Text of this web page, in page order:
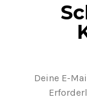
Deine E-